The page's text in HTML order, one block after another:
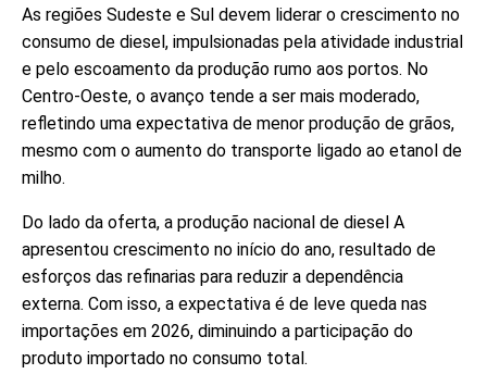
As regiões Sudeste e Sul devem liderar o crescimento no
consumo de diesel, impulsionadas pela atividade industrial
e pelo escoamento da produção rumo aos portos. No
Centro-Oeste, o avanço tende a ser mais moderado,
refletindo uma expectativa de menor produção de grãos,
mesmo com o aumento do transporte ligado ao etanol de
milho.
Do lado da oferta, a produção nacional de diesel A
apresentou crescimento no início do ano, resultado de
esforços das refinarias para reduzir a dependência
externa. Com isso, a expectativa é de leve queda nas
importações em 2026, diminuindo a participação do
produto importado no consumo total.